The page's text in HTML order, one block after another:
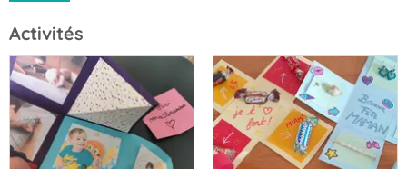
Activités